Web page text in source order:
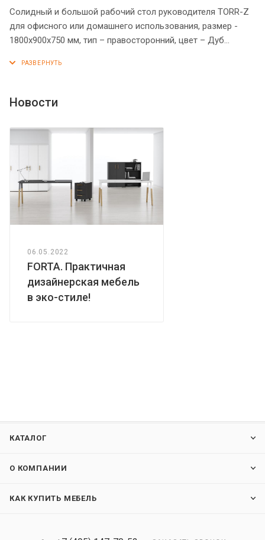
Солидный и большой рабочий стол руководителя TORR-Z
для офисного или домашнего использования, размер -
1800х900х750 мм, тип – правосторонний, цвет – Дуб
увеличенной ширины из ЛДСП 38 мм, которые
опорами установлены специальные проставки, что
креплениями – эксцентриковыми стяжками. Регулируемые
по высоте опоры обеспечат столу устойчивость на
неровном полу.
Новости
06.05.2022
FORTA. Практичная
дизайнерская мебель
в эко-стиле!
КАТАЛОГ
О КОМПАНИИ
КАК КУПИТЬ МЕБЕЛЬ